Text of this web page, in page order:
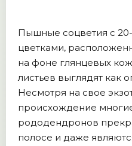
Пышные соцветия с
цветками,
на фоне глянцевых
листьев выглядят как
Несмотря на свое
происхождение
рододендронов
полосе и даже